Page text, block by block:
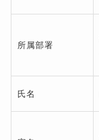
所属部署
氏名